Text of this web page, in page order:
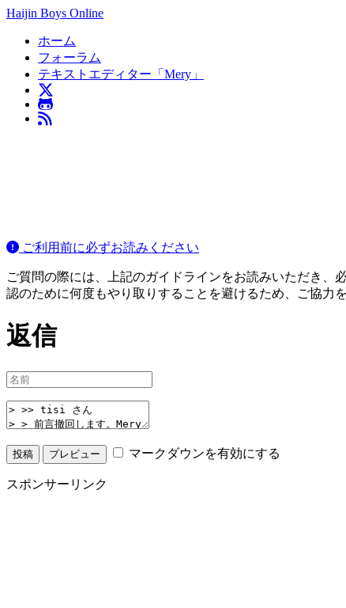
Haijin Boys Online
ホーム
フォーラム
テキストエディター「Mery」
ご利用前に必ずお読みください
ご質問の際には、上記のガイドラインをお読みいただき、
認のために何度もやり取りすることを避けるため、ご協力
返信
マークダウンを有効にする
スポンサーリンク